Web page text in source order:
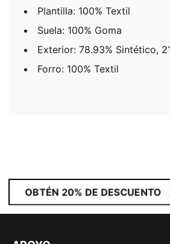
Plantilla: 100% Textil
Suela: 100% Goma
Exterior: 78.93% Sintético,
Forro: 100% Textil
OBTÉN 20% DE DESCUENTO